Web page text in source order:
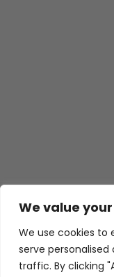
We value
We use cookies to
serve
traffic. By clicking
© 2026 ISL TECHS